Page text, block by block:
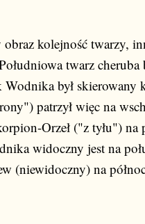
kolejność twarzy,
twarz cheruba
był skierowany
patrzył więc na
Orzeł ("z tyłu") na
widoczny jest na
(niewidoczny) na